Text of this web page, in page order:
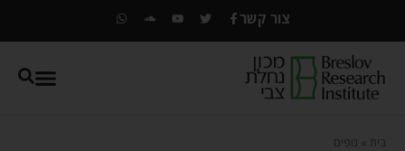
צור קשר
בית נופים